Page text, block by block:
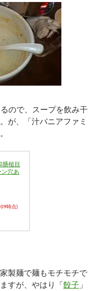
ので、スープを飲み干
が、「汁バニアファミ
膳槌目
穴あ
時点)
製麺で麺もモチモチで
すが、やはり「餃子 」